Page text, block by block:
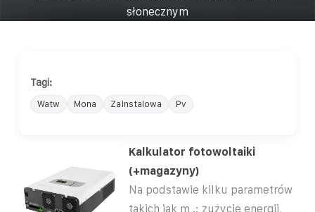
słonecznym
Tagi:
Watw Mona Zainstalowa Pv
Kalkulator fotowoltaiki
(+magazyny)
Na podstawie kilku parametrów
takich jak m .: zużycie energii,